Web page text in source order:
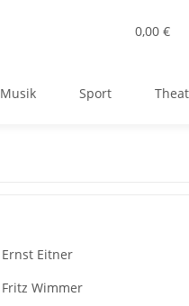
0,00 €
Musik Sport
Ernst Eitner
Fritz Wimmer